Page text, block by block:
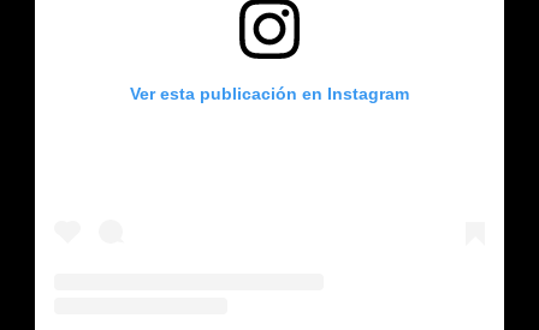
Ver esta publicación en Instagram